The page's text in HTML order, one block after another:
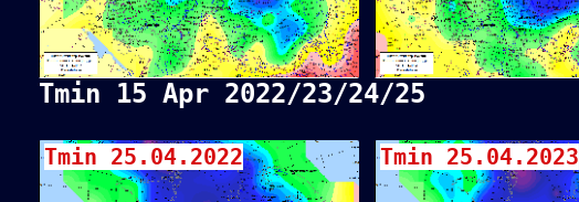
Tmin 15 Apr 2022/23/24/25
Tmin 25.04.2022 Tmin 25.04.2023